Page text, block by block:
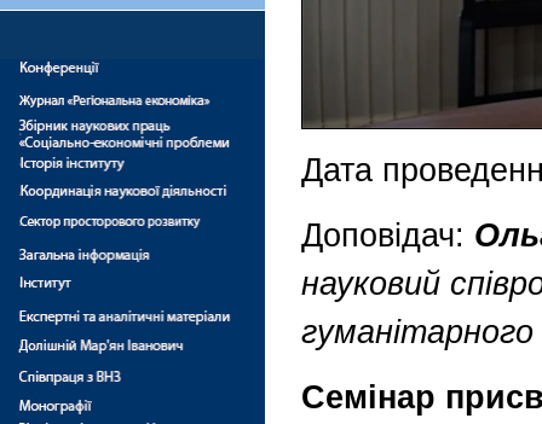
Дата
Доповідач:
науковий
гуманітарного
Семінар